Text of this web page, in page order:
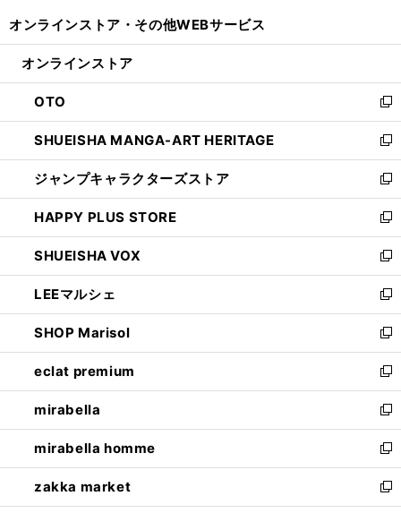
開
ン
ウ
で
開
く
ウ
ン
ド
ウ
で
開
く
オンラインストア・ その他WEBサービス
オンラインストア
OTO
新
し
い
ウ
ィ
ン
ド
ウ
で
開
く
SHUEISHA MANGA-ART HERITAGE
新
し
い
ウ
ィ
ン
ド
ウ
で
開
く
ジャンプキャラクターズストア
新
し
い
ウ
ィ
ン
ド
ウ
で
開
く
HAPPY PLUS STORE
新
し
い
ウ
ィ
ン
ド
ウ
で
開
く
SHUEISHA VOX
新
し
い
ウ
ィ
ン
ド
ウ
で
開
く
LEEマルシェ
新
し
い
ウ
ィ
ン
ド
ウ
で
開
く
SHOP Marisol
新
し
い
ウ
ィ
ン
ド
ウ
で
開
eclat premium
新
し
い
ウ
ィ
ン
ド
ウ
mirabella
新
し
い
ウ
ィ
ン
mirabella homme
新
し
い
ウ
zakka market
新
し